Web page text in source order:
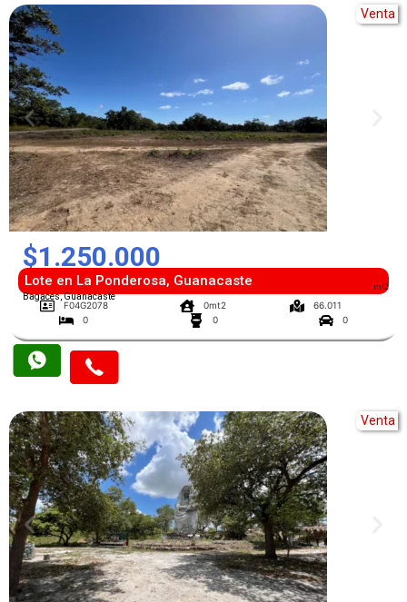
mt2
Venta
$1.250.000
Lote en La Ponderosa, Guanacaste
Bagaces, Guanacaste
F04G2078 0mt2
66.011
0
0 0
Venta